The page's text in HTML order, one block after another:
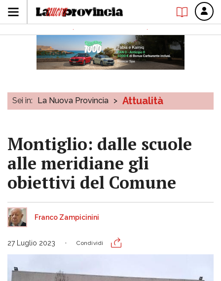
Sei in: La Nuova Provincia > Attualità
Montiglio: dalle scuole
alle meridiane gli
obiettivi del Comune
Franco Zampicinini
27 Luglio 2023 Condividi